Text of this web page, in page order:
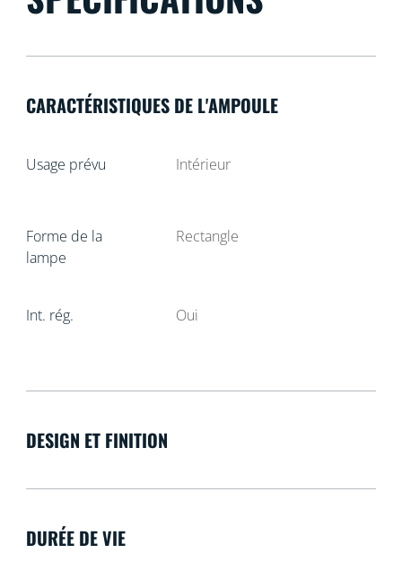
CARACTÉRISTIQUES DE L'AMPOULE
Usage prévu Intérieur
Forme de la
lampe
Rectangle
Int. rég. Oui
DESIGN ET FINITION
DURÉE DE VIE